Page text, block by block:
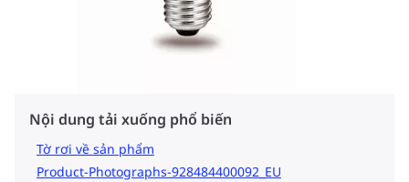
Nội dung tải xuống phổ biến
Tờ rơi về sản phẩm
Product-Photographs-928484400092_EU